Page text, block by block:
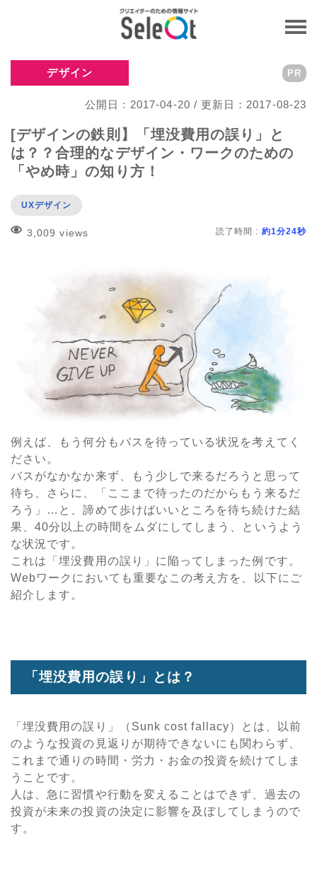
デザイン
公開日：2017-04-20 / 更新日：2017-08-23
PR
[デザインの鉄則】「埋没費用の誤り」と
は？？合理的なデザイン・ワークのための
「やめ時」の知り方！
UXデザイン
3,009 views 読了時間 : 約1分24秒
例えば、もう何分もバスを待っている状況を考えてく
ださい。
バスがなかなか来ず、もう少しで来るだろうと思って
待ち、さらに、「ここまで待ったのだからもう来るだ
ろう」…と、諦めて歩けばいいところを待ち続けた結
果、40分以上の時間をムダにしてしまう、というよう
な状況です。
これは「埋没費用の誤り」に陥ってしまった例です。
Webワークにおいても重要なこの考え方を、以下にご
紹介します。
「埋没費用の誤り」とは？
「埋没費用の誤り」（Sunk cost fallacy）とは、以前
のような投資の見返りが期待できないにも関わらず、
これまで通りの時間・労力・お金の投資を続けてしま
うことです。
人は、急に習慣や行動を変えることはできず、過去の
投資が未来の投資の決定に影響を及ぼしてしまうので
す。